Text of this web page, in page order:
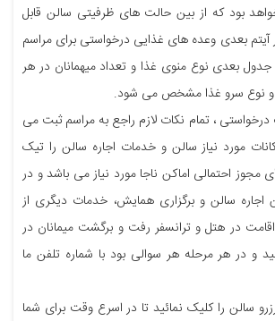
بود که از بین حالت های ظرفیتی سالن قابل
آیتم بعدی وعده های غذایی درخواستی برای مراسم
بعدی نوع منوی غذا و تعداد میهمانان در هر
نوع سرو غذا مشخص می شود.
، تمام نکات لازم راجع به مراسم ثبت می
مورد نیاز سالن و خدمات اجاره سالن را تیک
مجوز احتمالی اماکن ناجا مورد نیاز می باشد و در
اجاره سالن و برگزاری همایش، خدمات دیگری از
در هتل و ترانسفر رفت و برگشت میمانان در
و در هر مرحله هر سوالی بود با شماره تلفن ما
سالن را کلیک نمائید تا در اسرع وقت برای شما